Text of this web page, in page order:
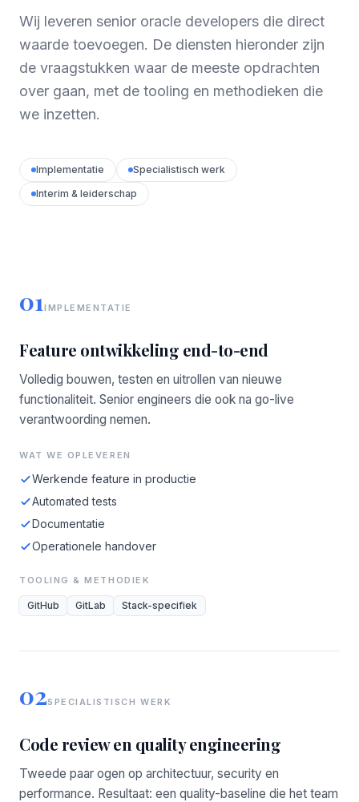
Wij leveren senior oracle developers die direct
waarde toevoegen. De diensten hieronder zijn
de vraagstukken waar de meeste opdrachten
over gaan, met de tooling en methodieken die
we inzetten.
Implementatie
Specialistisch werk
Interim & leiderschap
01IMPLEMENTATIE
Feature ontwikkeling end-to-end
Volledig bouwen, testen en uitrollen van nieuwe
functionaliteit. Senior engineers die ook na go-live
verantwoording nemen.
WAT WE OPLEVEREN
Werkende feature in productie
Automated tests
Documentatie
Operationele handover
TOOLING & METHODIEK
GitHub GitLab Stack-specifiek
02SPECIALISTISCH WERK
Code review en quality engineering
Tweede paar ogen op architectuur, security en
performance. Resultaat: een quality-baseline die het team